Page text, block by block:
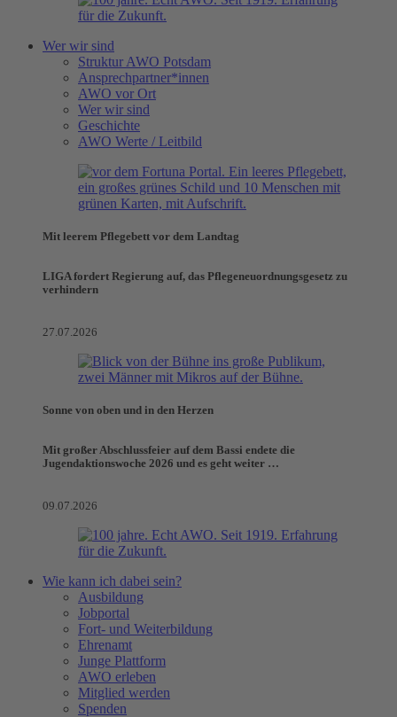
Wer wir sind
Struktur AWO Potsdam
Ansprechpartner*innen
AWO vor Ort
Wer wir sind
Geschichte
AWO Werte / Leitbild
Mit leerem Pflegebett vor dem Landtag
LIGA fordert Regierung auf, das Pflegeneuordnungsgesetz zu
verhindern
27.07.2026
Sonne von oben und in den Herzen
Mit großer Abschlussfeier auf dem Bassi endete die
Jugendaktionswoche 2026 und es geht weiter …
09.07.2026
Wie kann ich dabei sein?
Ausbildung
Jobportal
Fort- und Weiterbildung
Ehrenamt
Junge Plattform
AWO erleben
Mitglied werden
Spenden